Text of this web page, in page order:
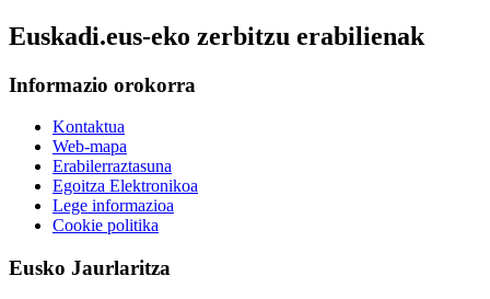
Euskadi.eus-eko zerbitzu erabilienak
Informazio orokorra
Kontaktua
Web-mapa
Erabilerraztasuna
Egoitza Elektronikoa
Lege informazioa
Cookie politika
Eusko Jaurlaritza